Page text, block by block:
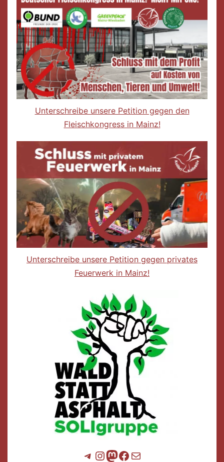
Unterschreibe unsere Petition gegen den
Fleischkongress in Mainz!
Unterschreibe unsere Petition gegen privates
Feuerwerk in Mainz!
Telegram
Instagram
Mastodon
Facebook
E-Mail